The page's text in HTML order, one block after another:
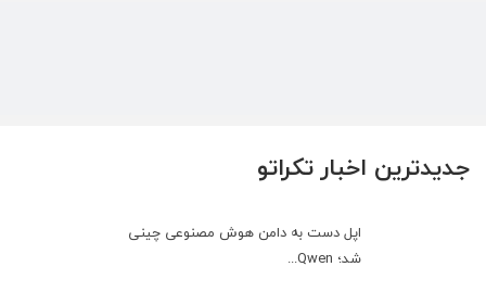
جدیدترین اخبار تکراتو
اپل دست به دامن هوش مصنوعی چینی
شد؛ Qwen...